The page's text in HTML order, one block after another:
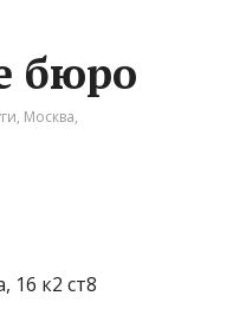
бюро
, Москва,
16 к2 ст8